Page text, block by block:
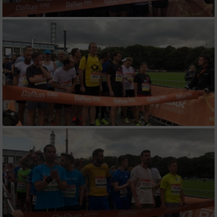
Verwendung reduzierter Daten zur Auswahl
von Werbeanzeigen
Erstellung von Profilen für personalisierte
Werbung
Verwendung von Profilen zur Auswahl
personalisierter Werbung
Erstellung von Profilen zur Personalisierung
Verwendung von Profilen zur Auswahl
personalisierter Inhalte
Messung der Werbeleistung
Messung der Performance von Inhalten